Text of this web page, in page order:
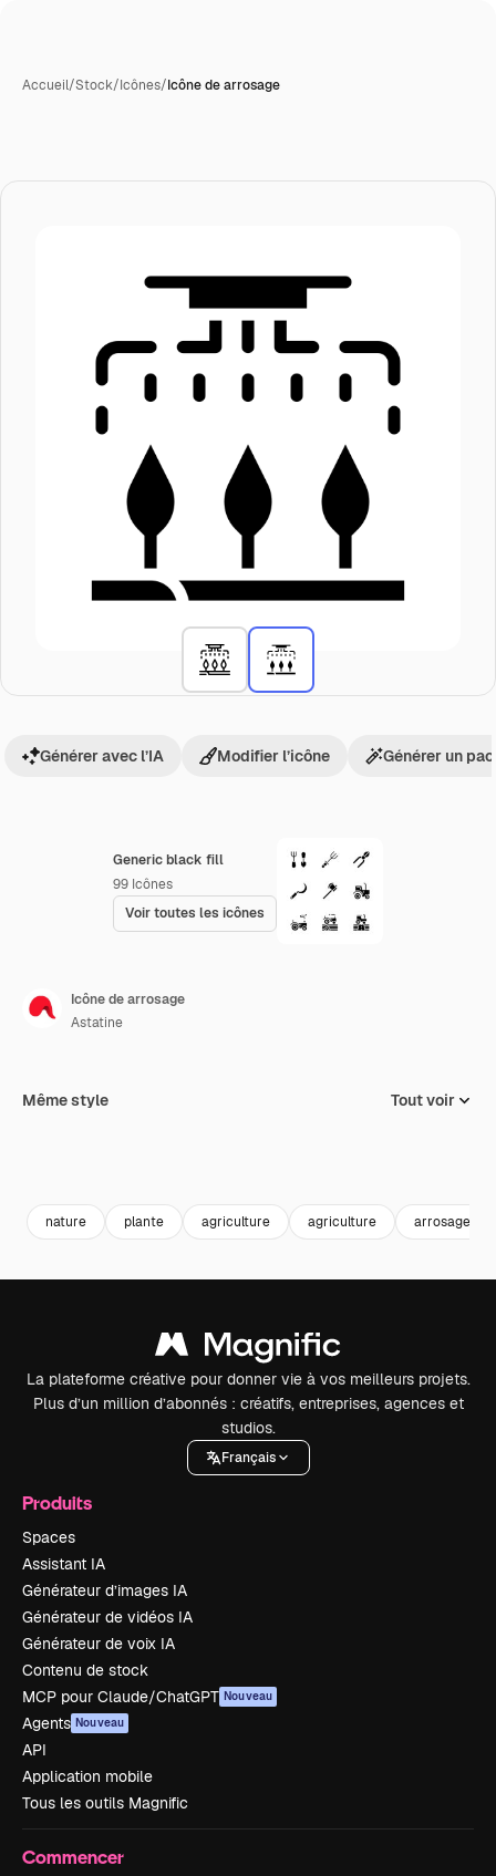
Accueil/Stock/Icônes/Icône de arrosage
Generic black fill
99 Icônes
Voir toutes les icônes
Générer avec l’IA Modifier l’icône Générer un
Icône de arrosage
Astatine
Même style Tout voir
nature plante agriculture agriculture arrosage
La plateforme créative pour donner vie à vos meilleurs projets.
Plus d’un million d’abonnés : créatifs, entreprises, agences et
studios.
Français
Produits
Spaces
Assistant IA
Générateur d’images IA
Générateur de vidéos IA
Générateur de voix IA
Contenu de stock
MCP pour Claude/ChatGPT Nouveau
Agents Nouveau
API
Application mobile
Tous les outils Magnific
Commencer